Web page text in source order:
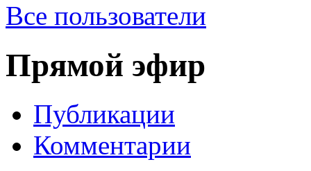
Все пользователи
Прямой эфир
Публикации
Комментарии